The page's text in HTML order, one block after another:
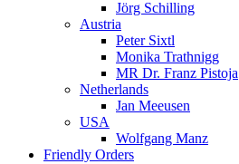
Jörg Schilling
Austria
Peter Sixtl
Monika Trathnigg
MR Dr. Franz Pistoja
Netherlands
Jan Meeusen
USA
Wolfgang Manz
Friendly Orders